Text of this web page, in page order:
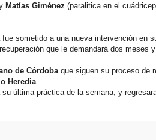
Matías Giménez (paralitica en el
fue sometido a una nueva intervención en
que le demandará dos meses y
de Córdoba que siguen su proceso de
Heredia
su última práctica de la semana, y